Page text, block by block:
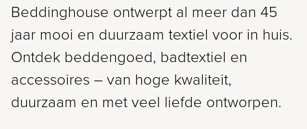
Beddinghouse ontwerpt al meer dan 45
jaar mooi en duurzaam textiel voor in huis.
Ontdek beddengoed, badtextiel en
accessoires – van hoge kwaliteit,
duurzaam en met veel liefde ontworpen.